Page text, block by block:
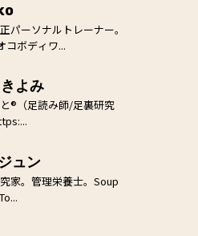
パーソナルトレーナー。
コボディワ...
よみ
®（足読み師/足裏研究
ュン
家。管理栄養士。Soup